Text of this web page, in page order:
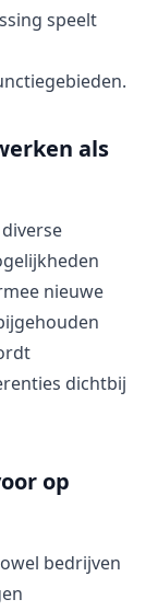
speelt
als
nieuwe
dichtbij
op
bedrijven